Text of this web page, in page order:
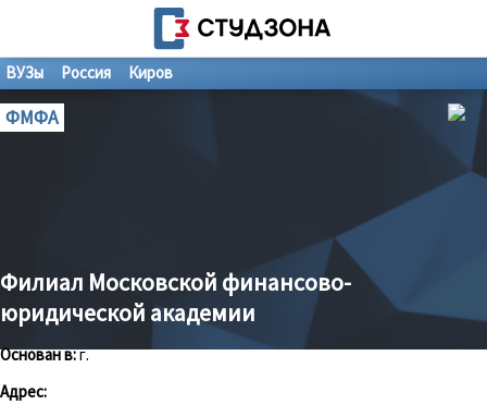
ВУЗы Россия Киров
ФМФА
Филиал Московской финансово-
юридической академии
Основан в:г.
Адрес: